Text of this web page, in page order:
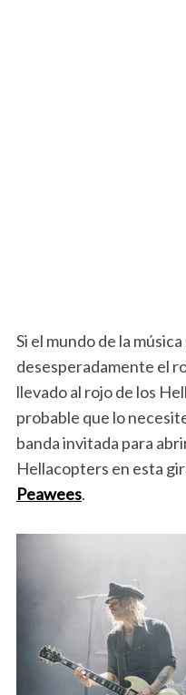
Si el mundo de la
desesperadamente el
llevado al rojo de los
probable que lo
banda invitada para
Hellacopters en esta
Peawees.